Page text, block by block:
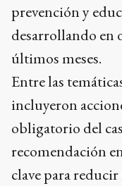
prevención y
desarrollando en
últimos meses.
Entre las
incluyeron
obligatorio del
recomendación
clave para reducir